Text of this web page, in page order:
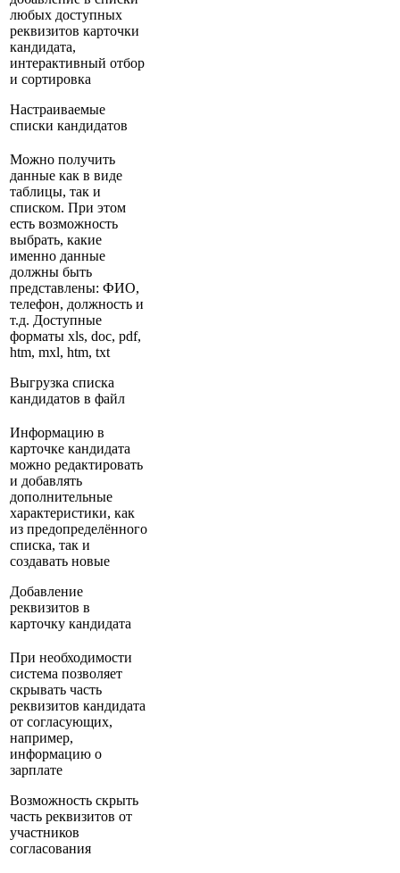
любых доступных
реквизитов карточки
кандидата,
интерактивный отбор
и сортировка
Настраиваемые
списки кандидатов
Можно получить
данные как в виде
таблицы, так и
списком. При этом
есть возможность
выбрать, какие
именно данные
должны быть
представлены: ФИО,
телефон, должность и
т.д. Доступные
форматы xls, doc, pdf,
htm, mxl, htm, txt
Выгрузка списка
кандидатов в файл
Информацию в
карточке кандидата
можно редактировать
и добавлять
дополнительные
характеристики, как
из предопределённого
списка, так и
создавать новые
Добавление
реквизитов в
карточку кандидата
При необходимости
система позволяет
скрывать часть
реквизитов кандидата
от согласующих,
например,
информацию о
зарплате
Возможность скрыть
часть реквизитов от
участников
согласования